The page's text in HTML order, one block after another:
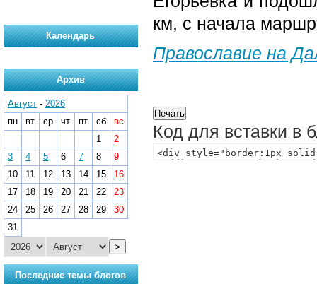
км, с начала
Православие на
Код для вставки в
Календарь
Архив
Август - 2026
пн
вт ср чт пт сб
вс
1
2
3
4 5 6 7 8
9
10
11 12 13 14 15
16
17
18 19 20 21 22
23
24
25 26 27 28 29
30
31
>
Последние темы блогов